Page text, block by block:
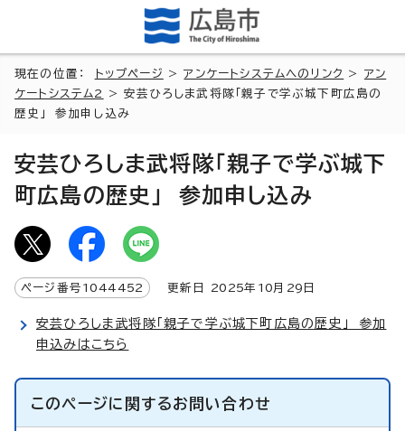
現在の位置： トップページ >アンケートシステムへのリンク > アン
ケートシステム2
> 安芸ひろしま武将隊「親子で学ぶ城下町広島の
歴史」 参加申し込み
安芸ひろしま武将隊「親子で学ぶ城下
町広島の歴史」 参加申し込み
ページ番号 1044452 更新日 2025年 10月 29 日
安芸ひろしま武将隊「親子で学ぶ城下町広島の歴史」 参加
申込みはこちら
このページに関するお問い合わせ